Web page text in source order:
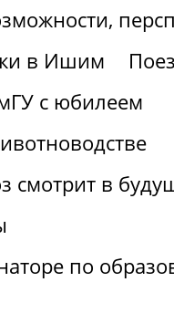
в Ишим
с юбилеем
смотрит в
по